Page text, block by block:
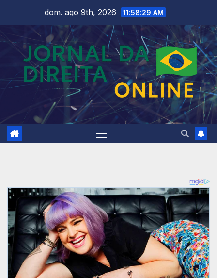
content
dom. ago 9th, 2026 11:58:31 AM